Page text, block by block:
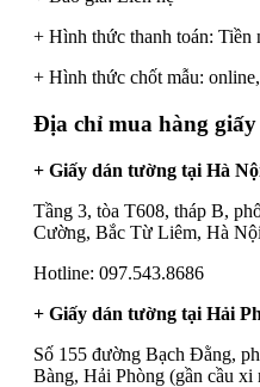
+ Hình thức thanh toán: Tiền
+ Hình thức chốt mẫu:
Địa chỉ mua hàng
+ Giấy dán tường tại Hà
Tầng 3, tòa T608, tháp B,
Cường, Bắc Từ Liêm, Hà Nội
Hotline: 097.543.8686
+ Giấy dán tường tại Hải
Số 155 đường Bạch Đằng,
Bàng, Hải Phòng (gần cầu xi